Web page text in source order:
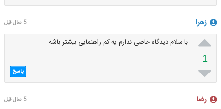
زهرا 5 سال قبل

1

با سلام دیدگاه خاصی ندارم یه کم راهنمایی بیشتر باشه
پاسخ
رضا 5 سال قبل